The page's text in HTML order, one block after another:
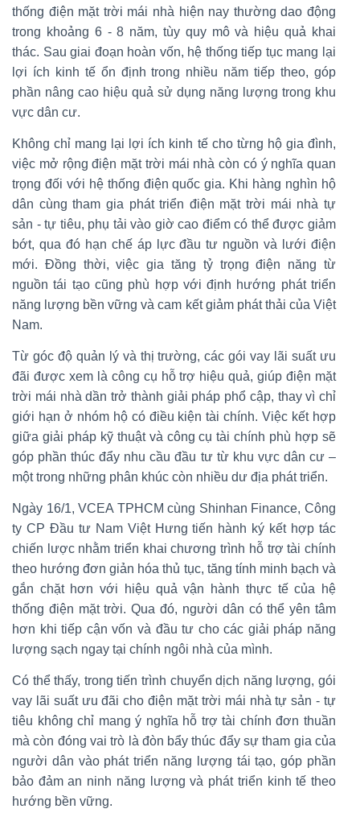
thống điện mặt trời mái nhà hiện nay thường dao động
trong khoảng 6 - 8 năm, tùy quy mô và hiệu quả khai
thác. Sau giai đoạn hoàn vốn, hệ thống tiếp tục mang lại
lợi ích kinh tế ổn định trong nhiều năm tiếp theo, góp
phần nâng cao hiệu quả sử dụng năng lượng trong khu
vực dân cư.
Không chỉ mang lại lợi ích kinh tế cho từng hộ gia đình,
việc mở rộng điện mặt trời mái nhà còn có ý nghĩa quan
trọng đối với hệ thống điện quốc gia. Khi hàng nghìn hộ
dân cùng tham gia phát triển điện mặt trời mái nhà tự
sản - tự tiêu, phụ tải vào giờ cao điểm có thể được giảm
bớt, qua đó hạn chế áp lực đầu tư nguồn và lưới điện
mới. Đồng thời, việc gia tăng tỷ trọng điện năng từ
nguồn tái tạo cũng phù hợp với định hướng phát triển
năng lượng bền vững và cam kết giảm phát thải của Việt
Nam.
Từ góc độ quản lý và thị trường, các gói vay lãi suất ưu
đãi được xem là công cụ hỗ trợ hiệu quả, giúp điện mặt
trời mái nhà dần trở thành giải pháp phổ cập, thay vì chỉ
giới hạn ở nhóm hộ có điều kiện tài chính. Việc kết hợp
giữa giải pháp kỹ thuật và công cụ tài chính phù hợp sẽ
góp phần thúc đẩy nhu cầu đầu tư từ khu vực dân cư –
một trong những phân khúc còn nhiều dư địa phát triển.
Ngày 16/1, VCEA TPHCM cùng Shinhan Finance, Công
ty CP Đầu tư Nam Việt Hưng tiến hành ký kết hợp tác
chiến lược nhằm triển khai chương trình hỗ trợ tài chính
theo hướng đơn giản hóa thủ tục, tăng tính minh bạch và
gắn chặt hơn với hiệu quả vận hành thực tế của hệ
thống điện mặt trời. Qua đó, người dân có thể yên tâm
hơn khi tiếp cận vốn và đầu tư cho các giải pháp năng
lượng sạch ngay tại chính ngôi nhà của mình.
Có thể thấy, trong tiến trình chuyển dịch năng lượng, gói
vay lãi suất ưu đãi cho điện mặt trời mái nhà tự sản - tự
tiêu không chỉ mang ý nghĩa hỗ trợ tài chính đơn thuần
mà còn đóng vai trò là đòn bẩy thúc đẩy sự tham gia của
người dân vào phát triển năng lượng tái tạo, góp phần
bảo đảm an ninh năng lượng và phát triển kinh tế theo
hướng bền vững.